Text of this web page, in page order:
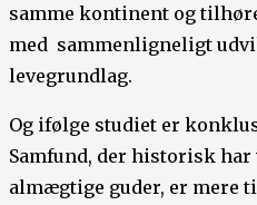
samme kontinent og
med sammenligneligt
levegrundlag.
Og ifølge studiet er
Samfund, der historisk
almægtige guder, er mere